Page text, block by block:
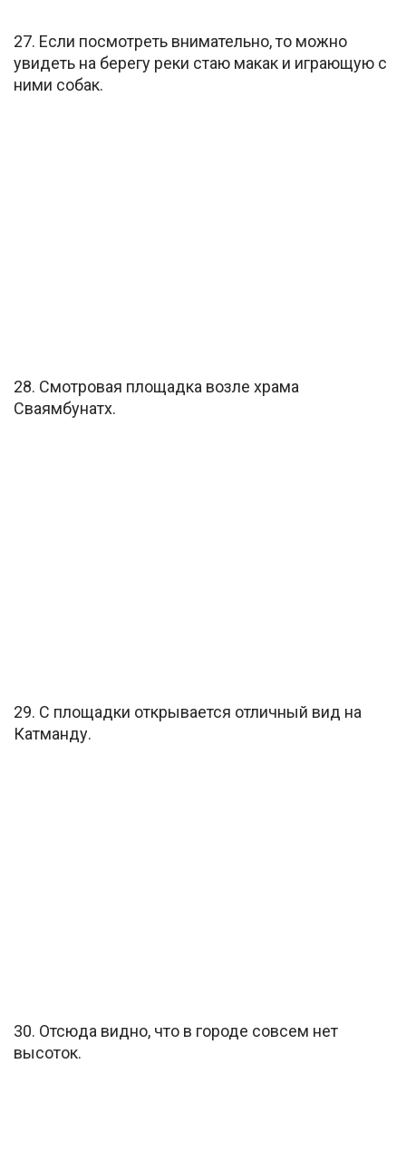
27. Если посмотреть внимательно, то можно
увидеть на берегу реки стаю макак и играющую с
ними собак.
28. Смотровая площадка возле храма
Сваямбунатх.
29. С площадки открывается отличный вид на
Катманду.
30. Отсюда видно, что в городе совсем нет
высоток.